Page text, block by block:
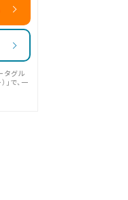
タグル
で、一